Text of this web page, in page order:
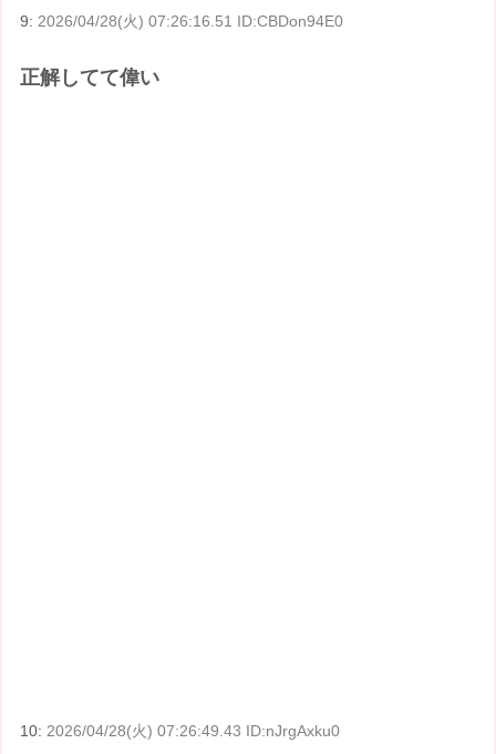
9: 2026/04/28(火) 07:26:16.51 ID:CBDon94E0
正解してて偉い
10: 2026/04/28(火) 07:26:49.43 ID:nJrgAxku0